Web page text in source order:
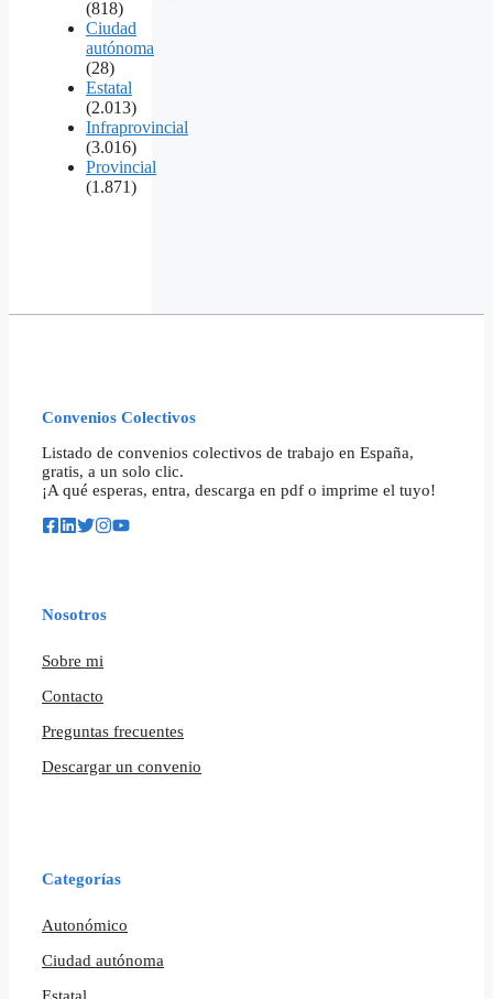
(818)
Ciudad
autónoma
(28)
Estatal
(2.013)
Infraprovincial
(3.016)
Provincial
(1.871)
Convenios Colectivos
Listado de convenios colectivos de trabajo en España,
gratis, a un solo clic.
¡A qué esperas, entra, descarga en pdf o imprime el tuyo!
Nosotros
Sobre mi
Contacto
Preguntas frecuentes
Descargar un convenio
Categorías
Autonómico
Ciudad autónoma